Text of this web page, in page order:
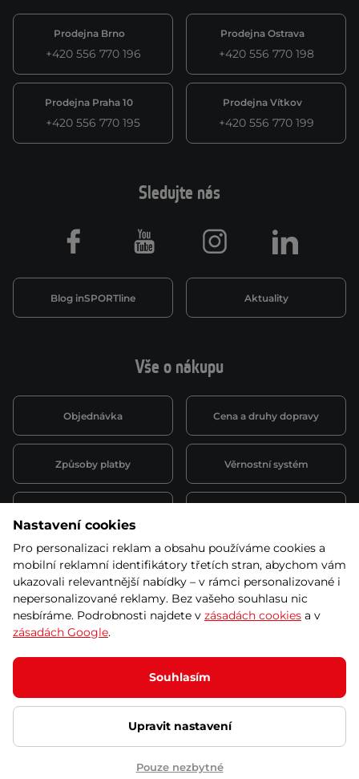
Prodejna Brno
+420 556 770 196
Prodejna Ostrava
+420 556 770 198
Prodejna Praha 10
+420 556 770 195
Prodejna Vítkov
+420 556 770 199
Vše o nákupu
Objednávka Cena a druhy dopravy
Způsoby platby Věrnostní systém
Půjčovna
obchodní podmínky
Kariéra
Sledujte nás
Blog inSPORTline Aktuality
Facebook Youtube Instagram LinkedIn
© 2026 SEVEN SPORT s.r.o Všechna práva vyhrazena
Podle zákona o evidenci tržeb je prodávající povinen vystavit
kupujícímu účtenku.
Zároveň je povinen zaevidovat přijatou tržbu u správce daně online; v
případě technického výpadku pak nejpozději do 48 hodin.
Ochrana osobních údajů Nastavení cookies Vnitřní oznamovací
systém Prohlášení přístupnosti
Nastavení cookies
Pro personalizaci reklam a obsahu používáme cookies a
mobilní reklamní identifikátory třetích stran, abychom vám
ukazovali relevantnější nabídky – v rámci personalizované i
nepersonalizované reklamy. Bez vašeho souhlasu nic
nesbíráme. Podrobnosti najdete v zásadách cookies a v
zásadách Google.
Souhlasím
Upravit nastavení
Pouze nezbytné